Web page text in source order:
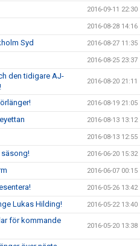
2016-09-11 22:30
2016-08-28 14:16
Syd 2016-08-27 11:35
2016-08-25 23:37
den tidigare AJ-
2016-08-20 21:11
2016-08-19 21:05
2016-08-13 13:12
2016-08-13 12:55
2016-06-20 15:32
2016-06-07 00:15
2016-05-26 13:42
Lukas Hilding! 2016-05-22 13:40
för kommande
2016-05-20 13:38